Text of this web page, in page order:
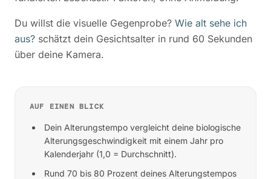
Du willst die visuelle Gegenprobe? Wie alt sehe ich
aus? schätzt dein Gesichtsalter in rund 60 Sekunden
über deine Kamera.
AUF EINEN BLICK
Dein Alterungstempo vergleicht deine biologische
Alterungsgeschwindigkeit mit einem Jahr pro
Kalenderjahr (1,0 = Durchschnitt).
Rund 70 bis 80 Prozent deines Alterungstempos